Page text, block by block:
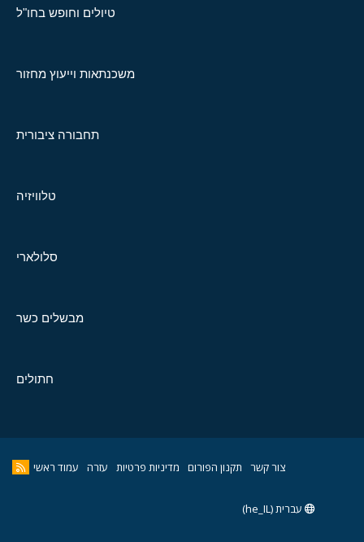
טיולים וחופש בחו"ל
משכנתאות וייעוץ מחזור
תחבורה ציבורית
טלוויזיה
סלולארי
מבשלים כשר
חתולים
צור קשר תקנון הפורום מדיניות פרטיות עזרה עמוד ראשי
עברית (he_IL)